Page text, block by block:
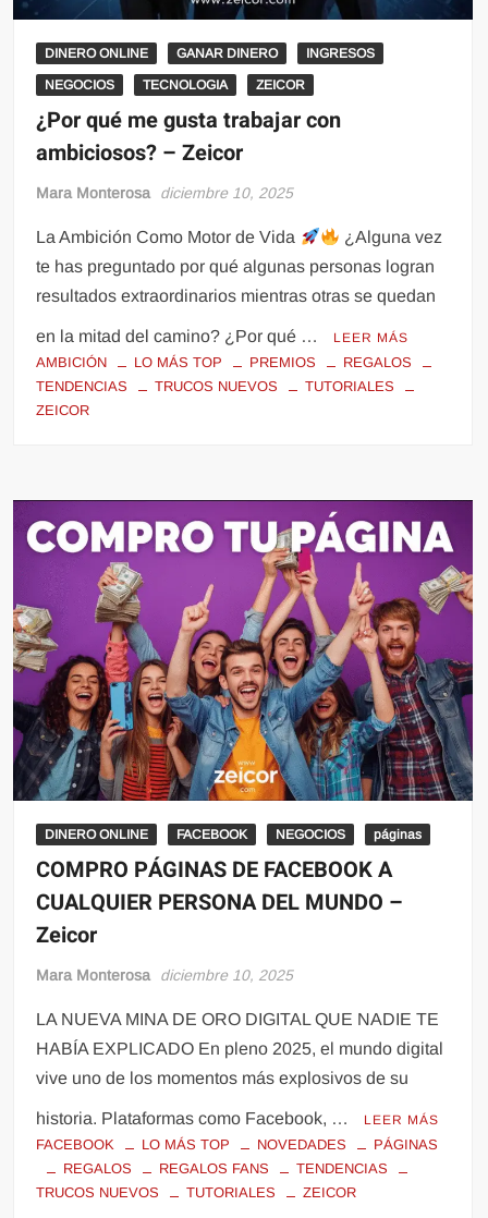
DINERO ONLINE GANAR DINERO INGRESOS
NEGOCIOS TECNOLOGIA ZEICOR
¿Por qué me gusta trabajar con
ambiciosos? – Zeicor
Mara Monterosa diciembre 10, 2025
La Ambición Como Motor de Vida
¿Alguna vez
te has preguntado por qué algunas personas logran
resultados extraordinarios mientras otras se quedan
en la mitad del camino? ¿Por qué … LEER MÁS
AMBICIÓN LO MÁS TOP PREMIOS
REGALOS
TENDENCIAS
TRUCOS NUEVOS
TUTORIALES
ZEICOR
DINERO ONLINE FACEBOOK NEGOCIOS páginas
COMPRO PÁGINAS DE FACEBOOK A
CUALQUIER PERSONA DEL MUNDO –
Zeicor
Mara Monterosa diciembre 10, 2025
LA NUEVA MINA DE ORO DIGITAL QUE NADIE TE
HABÍA EXPLICADO En pleno 2025, el mundo digital
vive uno de los momentos más explosivos de su
historia. Plataformas como Facebook, … LEER MÁS
FACEBOOK LO MÁS TOP NOVEDADES
PÁGINAS
REGALOS
REGALOS FANS
TENDENCIAS
TRUCOS NUEVOS
TUTORIALES ZEICOR